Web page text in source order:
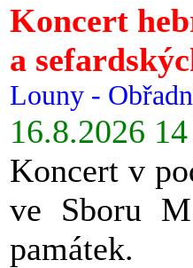
Koncert
a
Louny -
16.8.2026
Koncert v
ve Sboru
památek.